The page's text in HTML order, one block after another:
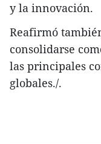
y la innovación.
Reafirmó
consolidarse
las principales
globales./.